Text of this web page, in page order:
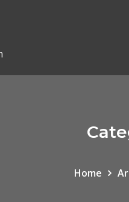
Home